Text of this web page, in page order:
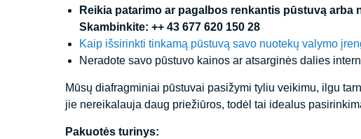
Reikia patarimo ar pagalbos renkantis pūstuvą
Skambinkite: ++ 43 677 620 150 28
Kaip išsirinkti tinkamą pūstuvą savo nuotekų valymo
Neradote savo pūstuvo kainos ar atsarginės dalies
Mūsų diafragminiai pūstuvai pasižymi tyliu veikimu, ilgu
jie nereikalauja daug priežiūros, todėl tai idealus
Pakuotės turinys: